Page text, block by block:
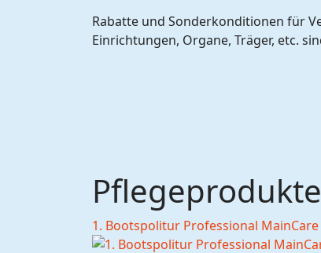
Rabatte und Sonderkonditionen für
Einrichtungen, Organe, Träger, etc.
Pflegeprodukte
1. Bootspolitur Professional MainCare